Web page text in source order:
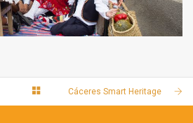
DE LA JARA
Cáceres Smart Heritage